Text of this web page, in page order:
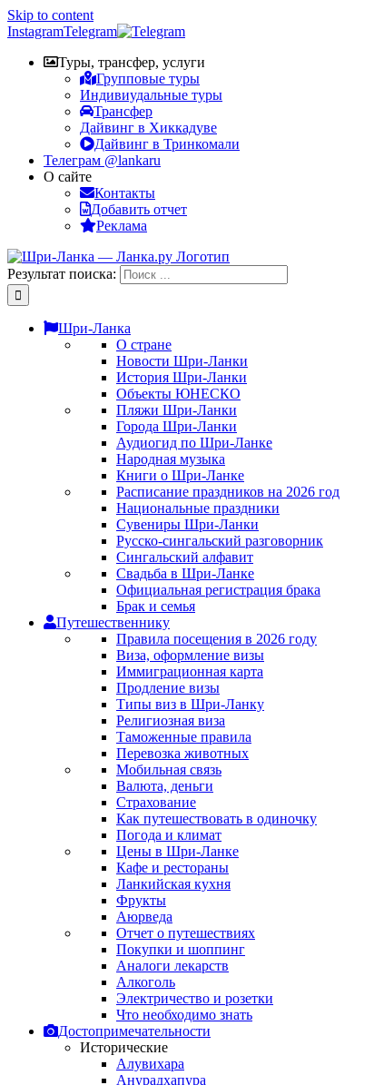
Skip to content
InstagramTelegram
Туры, трансфер, услуги
Групповые туры
Индивиудальные туры
Трансфер
Дайвинг в Хиккадуве
Дайвинг в Тринкомали
Телеграм @lankaru
О сайте
Контакты
Добавить отчет
Реклама
Результат поиска:
Шри-Ланка
О стране
Новости Шри-Ланки
История Шри-Ланки
Объекты ЮНЕСКО
Пляжи Шри-Ланки
Города Шри-Ланки
Аудиогид по Шри-Ланке
Народная музыка
Книги о Шри-Ланке
Расписание праздников на 2026 год
Национальные праздники
Сувениры Шри-Ланки
Русско-сингальский разговорник
Сингальский алфавит
Свадьба в Шри-Ланке
Официальная регистрация брака
Брак и семья
Путешественнику
Правила посещения в 2026 году
Виза, оформление визы
Иммиграционная карта
Продление визы
Типы виз в Шри-Ланку
Религиозная виза
Таможенные правила
Перевозка животных
Мобильная связь
Валюта, деньги
Страхование
Как путешествовать в одиночку
Погода и климат
Цены в Шри-Ланке
Кафе и рестораны
Ланкийская кухня
Фрукты
Аюрведа
Отчет о путешествиях
Покупки и шоппинг
Аналоги лекарств
Алкоголь
Электричество и розетки
Что необходимо знать
Достопримечательности
Исторические
Алувихара
Анурадхапура